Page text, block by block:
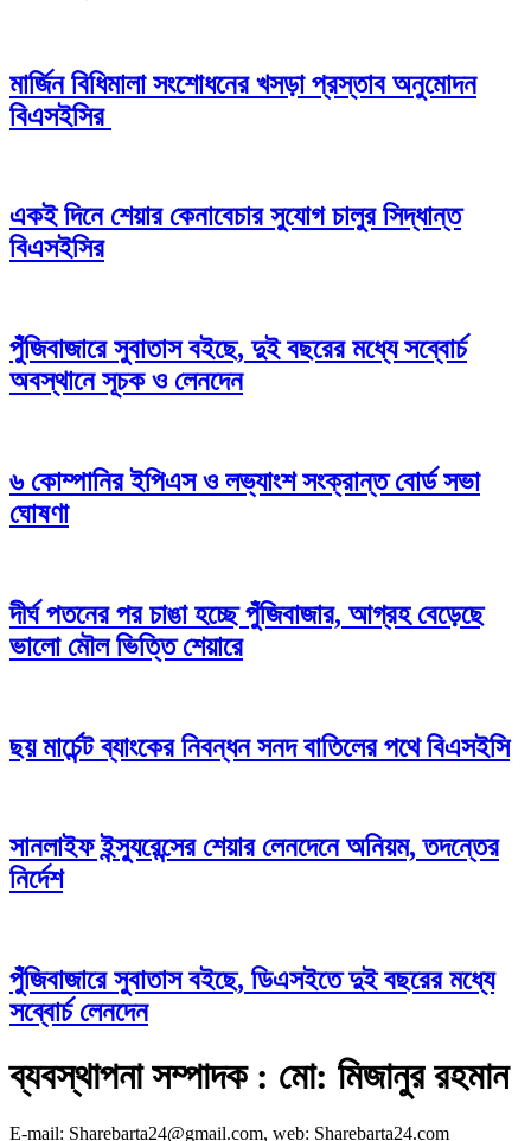
মার্জিন বিধিমালা সংশোধনের খসড়া প্রস্তাব অনুমোদন
বিএসইসির
একই দিনে শেয়ার কেনাবেচার সুযোগ চালুর সিদ্ধান্ত
বিএসইসির
পুঁজিবাজারে সুবাতাস বইছে, দুই বছরের মধ্যে সব্বোর্চ
অবস্থানে সূচক ও লেনদেন
৬ কোম্পানির ইপিএস ও লভ্যাংশ সংক্রান্ত বোর্ড সভা
ঘোষণা
দীর্ঘ পতনের পর চাঙা হচ্ছে পুঁজিবাজার, আগ্রহ বেড়েছে
ভালো মৌল ভিত্তি শেয়ারে
ছয় মার্চেন্ট ব্যাংকের নিবন্ধন সনদ বাতিলের পথে বিএসইসি
সানলাইফ ইন্স্যুরেন্সের শেয়ার লেনদেনে অনিয়ম, তদন্তের
নির্দেশ
পুঁজিবাজারে সুবাতাস বইছে, ডিএসইতে দুই বছরের মধ্যে
সব্বোর্চ লেনদেন
ব্যবস্থাপনা সম্পাদক : মো: মিজানুর রহমান
E-mail: Sharebarta24@gmail.com, web: Sharebarta24.com